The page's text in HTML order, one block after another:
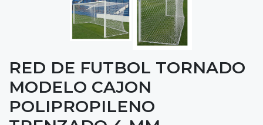
RED DE FUTBOL TORNADO
MODELO CAJON
POLIPROPILENO